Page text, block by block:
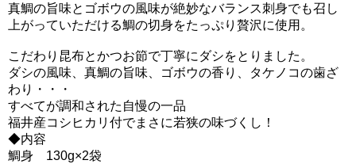
真鯛の旨味とゴボウの風味が絶妙なバランス刺身でも召し
上がっていただける鯛の切身をたっぷり贅沢に使用。
こだわり昆布とかつお節で丁寧にダシをとりました。
ダシの風味、真鯛の旨味、ゴボウの香り、タケノコの歯ざ
わり・・・
すべてが調和された自慢の一品
福井産コシヒカリ付でまさに若狭の味づくし！
◆内容
鯛身 130g×2袋